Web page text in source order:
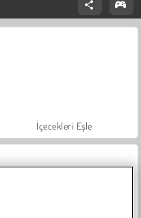
İçecekleri Eşle